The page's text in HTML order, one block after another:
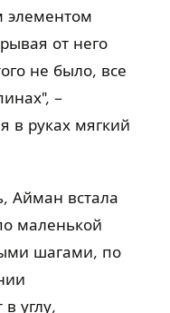
элементом
от него
не было, все
–
в руках мягкий
Айман встала
маленькой
шагами, по
углу,